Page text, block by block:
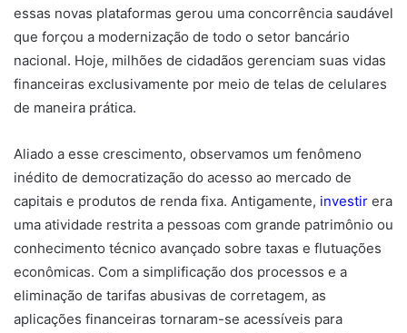
essas novas plataformas gerou uma concorrência saudável
que forçou a modernização de todo o setor bancário
nacional. Hoje, milhões de cidadãos gerenciam suas vidas
financeiras exclusivamente por meio de telas de celulares
de maneira prática.
Aliado a esse crescimento, observamos um fenômeno
inédito de democratização do acesso ao mercado de
capitais e produtos de renda fixa. Antigamente, investir era
uma atividade restrita a pessoas com grande patrimônio ou
conhecimento técnico avançado sobre taxas e flutuações
econômicas. Com a simplificação dos processos e a
eliminação de tarifas abusivas de corretagem, as
aplicações financeiras tornaram-se acessíveis para